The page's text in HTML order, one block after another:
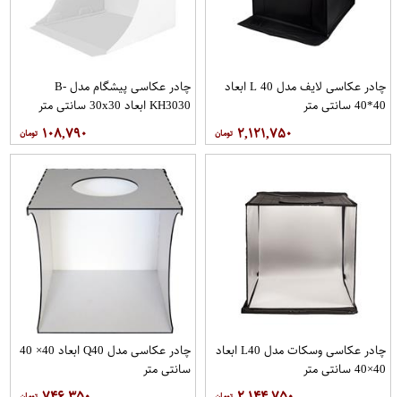
چادر عکاسی لایف مدل L 40 ابعاد
40*40 سانتی متر
۲,۱۲۱,۷۵۰
چادر عکاسی پیشگام مدل B-
KH3030 ابعاد 30x30 سانتی متر
۱۰۸,۷۹۰
چادر عکاسی وسکات مدل L40 ابعاد
40×40 سانتی متر
چادر عکاسی مدل Q40 ابعاد 40× 40
سانتی متر